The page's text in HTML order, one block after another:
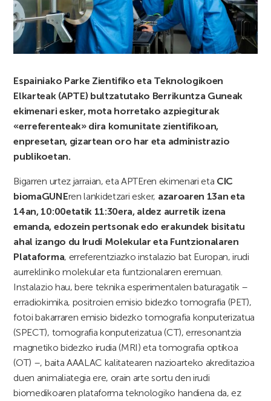
Espainiako Parke Zientifiko eta Teknologikoen
Elkarteak (APTE) bultzatutako Berrikuntza Guneak
ekimenari esker, mota horretako azpiegiturak
«erreferenteak» dira komunitate zientifikoan,
enpresetan, gizartean oro har eta administrazio
publikoetan.
Bigarren urtez jarraian, eta APTEren ekimenari eta CIC
biomaGUNEren lankidetzari esker, azaroaren 13an eta
14an, 10:00etatik 11:30era, aldez aurretik izena
emanda, edozein pertsonak edo erakundek bisitatu
ahal izango du Irudi Molekular eta Funtzionalaren
Plataforma, erreferentziazko instalazio bat Europan, irudi
aurrekliniko molekular eta funtzionalaren eremuan.
Instalazio hau, bere teknika esperimentalen baturagatik –
erradiokimika, positroien emisio bidezko tomografia (PET),
fotoi bakarraren emisio bidezko tomografia konputerizatua
(SPECT), tomografia konputerizatua (CT), erresonantzia
magnetiko bidezko irudia (MRI) eta tomografia optikoa
(OT) –, baita AAALAC kalitatearen nazioarteko akreditazioa
duen animaliategia ere, orain arte sortu den irudi
biomedikoaren plataforma teknologiko handiena da, ez